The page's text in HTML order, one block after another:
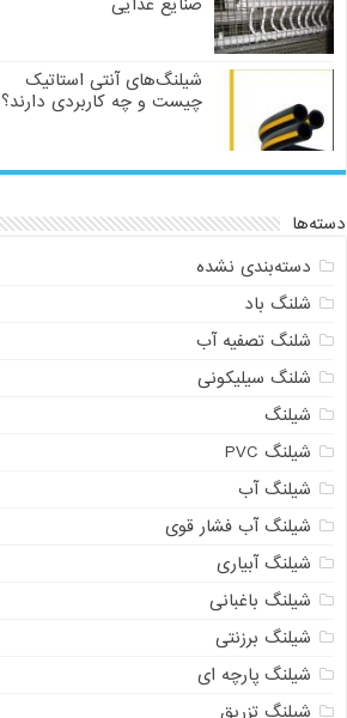
شیلنگ‌های آنتی استاتیک
چیست و چه کاربردی دارند؟
دسته‌ها
دسته‌بندی نشده
شلنگ باد
شلنگ تصفیه آب
شلنگ سیلیکونی
شیلنگ
شیلنگ PVC
شیلنگ آب
شیلنگ آب فشار قوی
شیلنگ آبیاری
شیلنگ باغبانی
شیلنگ برزنتی
شیلنگ پارچه ای
شیلنگ تزریق